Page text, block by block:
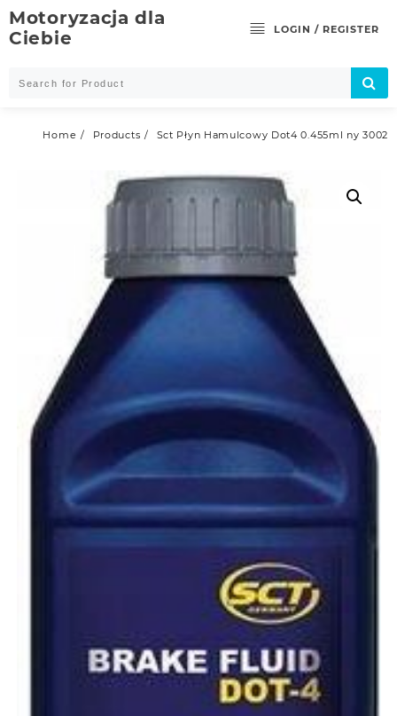
Skip
to
content
Motoryzacja dla
Ciebie
LOGIN / REGISTER
Home Products Sct Płyn Hamulcowy Dot4 0.455ml ny 3002